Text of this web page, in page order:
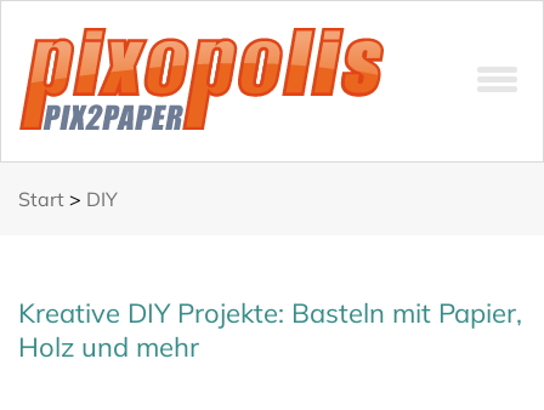
Start > DIY
Kreative DIY Projekte: Basteln mit Papier,
Holz und mehr